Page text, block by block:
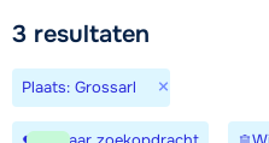
3 resultaten
Plaats: Grossarl ×